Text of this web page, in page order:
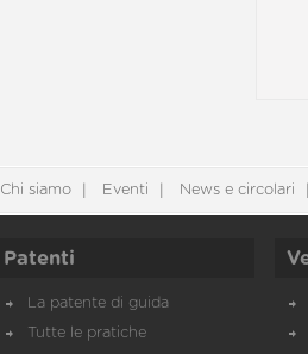
Chi siamo Eventi News e circolari
Patenti
La patente di guida
Tutte le pratiche